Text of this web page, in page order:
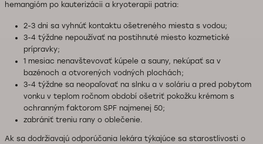
hemangióm po kauterizácii a kryoterapii patria:
2-3 dni sa vyhnúť kontaktu ošetreného miesta s vodou;
3-4 týždne nepoužívať na postihnuté miesto kozmetické
prípravky;
1 mesiac nenavštevovať kúpele a sauny, nekúpať sa v
bazénoch a otvorených vodných plochách;
3-4 týždne sa neopaľovať na slnku a v soláriu a pred pobytom
vonku v teplom ročnom období ošetriť pokožku krémom s
ochranným faktorom SPF najmenej 50;
zabrániť treniu rany o oblečenie.
Ak sa dodržiavajú odporúčania lekára týkajúce sa starostlivosti o